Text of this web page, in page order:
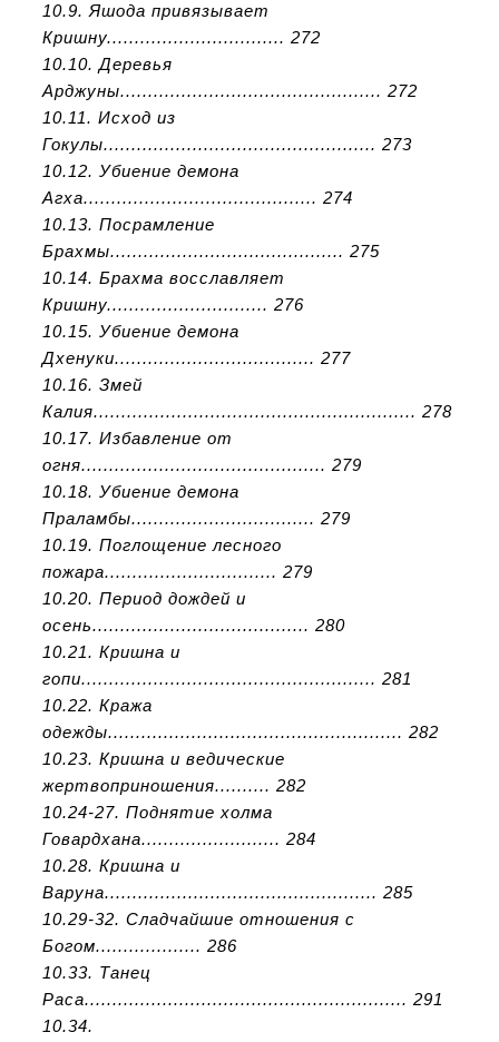
10.9. Яшода привязывает
Кришну................................ 272
10.10. Деревья
Арджуны............................................... 272
10.11. Исход из
Гокулы................................................. 273
10.12. Убиение демона
Агха.......................................... 274
10.13. Посрамление
Брахмы.......................................... 275
10.14. Брахма восславляет
Кришну............................. 276
10.15. Убиение демона
Дхенуки.................................... 277
10.16. Змей
Калия.......................................................... 278
10.17. Избавление от
огня............................................ 279
10.18. Убиение демона
Праламбы................................. 279
10.19. Поглощение лесного
пожара............................... 279
10.20. Период дождей и
осень....................................... 280
10.21. Кришна и
гопи..................................................... 281
10.22. Кража
одежды..................................................... 282
10.23. Кришна и ведические
жертвоприношения.......... 282
10.24-27. Поднятие холма
Говардхана......................... 284
10.28. Кришна и
Варуна................................................. 285
10.29-32. Сладчайшие отношения с
Богом................... 286
10.33. Танец
Раса.......................................................... 291
10.34.